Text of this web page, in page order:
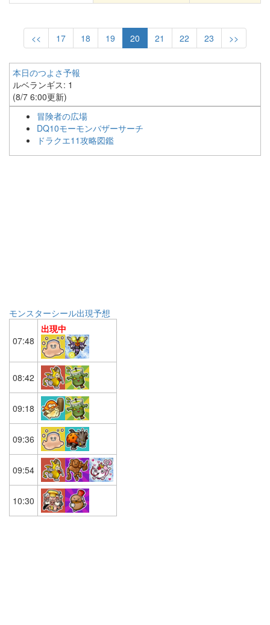
<< 17 18 19 20 21 22 23 >>
本日のつよさ予報
ルベランギス: 1
(8/7 6:00更新)
冒険者の広場
DQ10モーモンバザーサーチ
ドラクエ11攻略図鑑
モンスターシール出現予想
07:48
出現中
08:42
09:18
09:36
09:54
10:30